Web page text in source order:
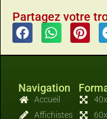
Partagez votre
Navigation
Accueil
Affichistes